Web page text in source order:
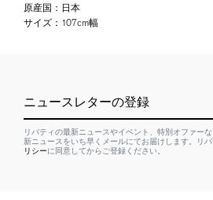
原産国 ： 日本
サイズ ： 107cm幅
ニュースレターの登録
リバティの最新ニュースやイベント、特別オファー
新ニュースをいち早くメールにてお届けします。リ
リシーに同意してからご登録ください。